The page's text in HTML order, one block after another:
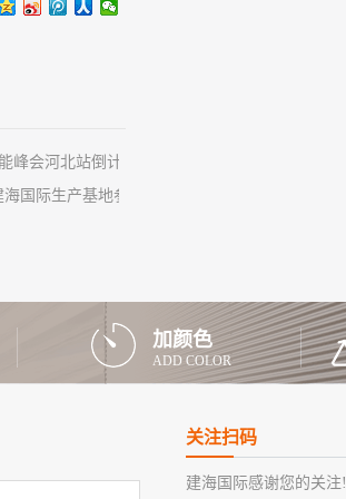
峰会河北站倒计时1天
国际生产基地参观交流
加颜色
ADD COLOR
关注扫码
建海国际感谢您的关注!